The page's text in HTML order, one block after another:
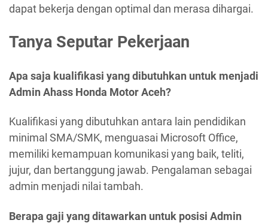
dapat bekerja dengan optimal dan merasa dihargai.
Tanya Seputar Pekerjaan
Apa saja kualifikasi yang dibutuhkan untuk menjadi
Admin Ahass Honda Motor Aceh?
Kualifikasi yang dibutuhkan antara lain pendidikan
minimal SMA/SMK, menguasai Microsoft Office,
memiliki kemampuan komunikasi yang baik, teliti,
jujur, dan bertanggung jawab. Pengalaman sebagai
admin menjadi nilai tambah.
Berapa gaji yang ditawarkan untuk posisi Admin